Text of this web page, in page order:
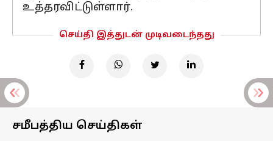
உத்தரவிட்டுள்ளார்.
செய்தி இத்துடன் முடிவடைந்தது
சமீபத்திய செய்திகள்